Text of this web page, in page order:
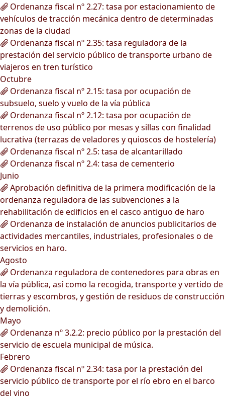
Ordenanza fiscal nº 2.27: tasa por estacionamiento de
vehículos de tracción mecánica dentro de determinadas
zonas de la ciudad
Ordenanza fiscal nº 2.35: tasa reguladora de la
prestación del servicio público de transporte urbano de
viajeros en tren turístico
Octubre
Ordenanza fiscal nº 2.15: tasa por ocupación de
subsuelo, suelo y vuelo de la vía pública
Ordenanza fiscal nº 2.12: tasa por ocupación de
terrenos de uso público por mesas y sillas con finalidad
lucrativa (terrazas de veladores y quioscos de hostelería)
Ordenanza fiscal nº 2.5: tasa de alcantarillado
Ordenanza fiscal nº 2.4: tasa de cementerio
Junio
Aprobación definitiva de la primera modificación de la
ordenanza reguladora de las subvenciones a la
rehabilitación de edificios en el casco antiguo de haro
Ordenanza de instalación de anuncios publicitarios de
actividades mercantiles, industriales, profesionales o de
servicios en haro.
Agosto
Ordenanza reguladora de contenedores para obras en
la vía pública, así como la recogida, transporte y vertido de
tierras y escombros, y gestión de residuos de construcción
y demolición.
Mayo
Ordenanza nº 3.2.2: precio público por la prestación del
servicio de escuela municipal de música.
Febrero
Ordenanza fiscal nº 2.34: tasa por la prestación del
servicio público de transporte por el río ebro en el barco
del vino